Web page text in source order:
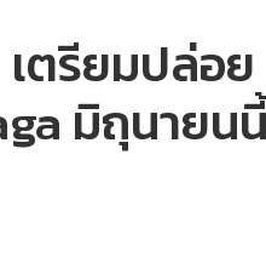
เตรียมปล่อย
มิถุนายน